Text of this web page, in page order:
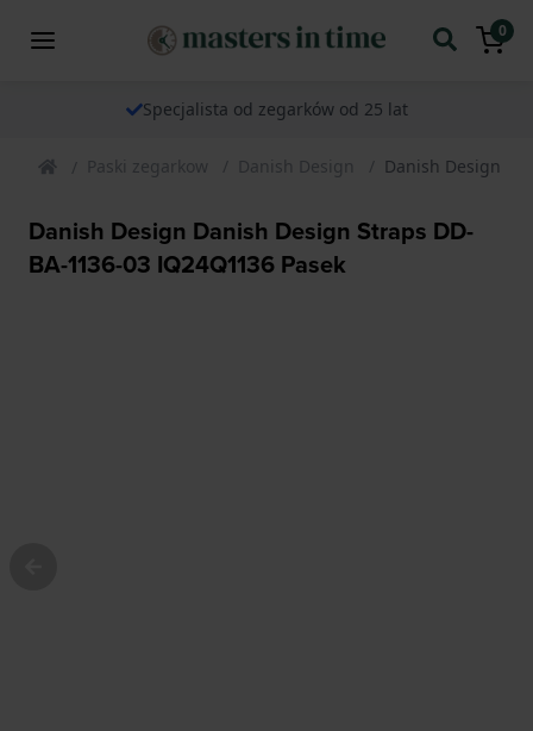
0
Specjalista od zegarków od 25 lat
Paski zegarkow Danish Design Danish Design
Danish Design Danish Design Straps DD-
BA-1136-03 IQ24Q1136 Pasek